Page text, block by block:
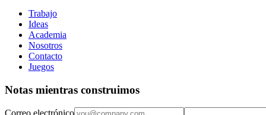
Trabajo
Ideas
Academia
Nosotros
Contacto
Juegos
Notas mientras construimos